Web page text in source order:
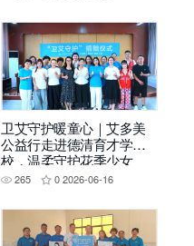
卫艾守护暖童心｜艾多美
公益行走进德清育才学
校，温柔守护花季少女
265 0 2026-06-16